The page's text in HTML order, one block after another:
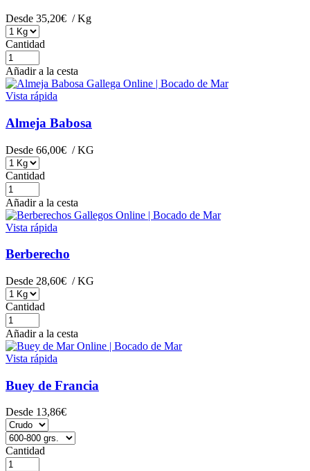
Desde 35,20€ / Kg
Cantidad
Añadir a la cesta
Vista rápida
Almeja Babosa
Desde 66,00€ / KG
Cantidad
Añadir a la cesta
Vista rápida
Berberecho
Desde 28,60€ / KG
Cantidad
Añadir a la cesta
Vista rápida
Buey de Francia
Desde 13,86€
Cantidad